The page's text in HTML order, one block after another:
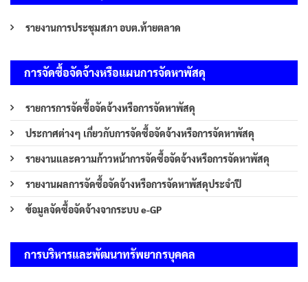
รายงานการประชุมสภา อบต.ท้ายตลาด
การจัดซื้อจัดจ้างหรือแผนการจัดหาพัสดุ
รายการการจัดซื้อจัดจ้างหรือการจัดหาพัสดุ
ประกาศต่างๆ เกี่ยวกับการจัดซื้อจัดจ้างหรือการจัดหาพัสดุ
รายงานและความก้าวหน้าการจัดซื้อจัดจ้างหรือการจัดหาพัสดุ
รายงานผลการจัดซื้อจัดจ้างหรือการจัดหาพัสดุประจำปี
ข้อมูลจัดซื้อจัดจ้างจากระบบ e-GP
การบริหารและพัฒนาทรัพยากรบุคคล